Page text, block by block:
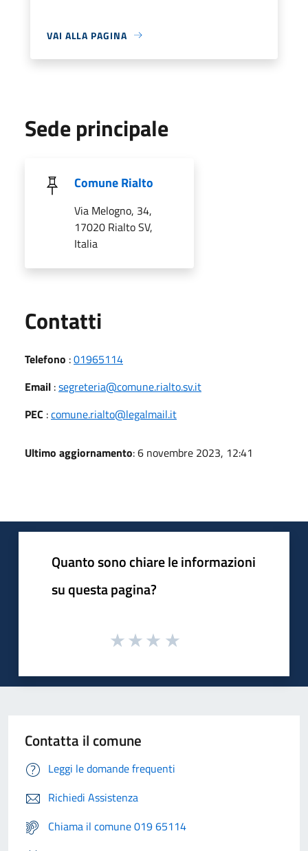
VAI ALLA PAGINA
Sede principale
Comune Rialto
Via Melogno, 34,
17020 Rialto SV,
Italia
Contatti
Telefono :01965114
Email :segreteria@comune.rialto.sv.it
PEC :comune.rialto@legalmail.it
Ultimo aggiornamento: 6 novembre 2023, 12:41
Quanto sono chiare le informazioni
su questa pagina?
Contatta il comune
Leggi le domande frequenti
Richiedi Assistenza
Chiama il comune 019 65114